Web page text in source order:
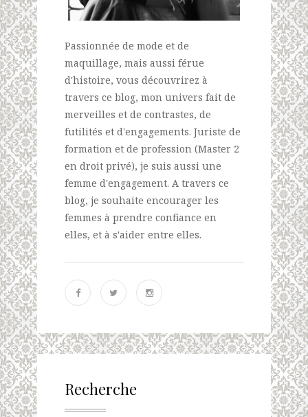
Passionnée de mode et de
maquillage, mais aussi férue
d'histoire, vous découvrirez à
travers ce blog, mon univers fait de
merveilles et de contrastes, de
futilités et d'engagements. Juriste de
formation et de profession (Master 2
en droit privé), je suis aussi une
femme d'engagement. A travers ce
blog, je souhaite encourager les
femmes à prendre confiance en
elles, et à s'aider entre elles.
Recherche